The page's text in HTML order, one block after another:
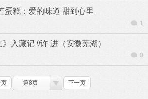
蛋糕：爱的味道 甜到心里
1
入藏记 //许 进（安徽芜湖）
0
第8页 下一页